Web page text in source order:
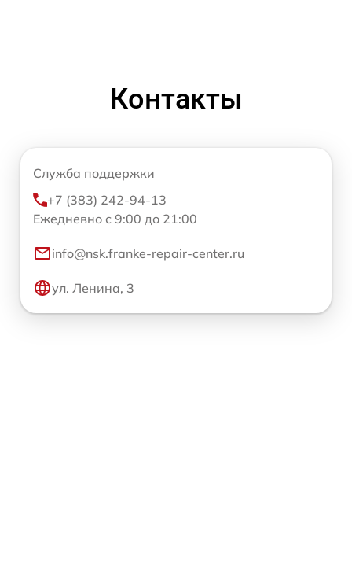
Контакты
Служба поддержки
+7 (383) 242-94-13
Ежедневно с 9:00 до 21:00
info@nsk.franke-repair-center.ru
ул. Ленина, 3